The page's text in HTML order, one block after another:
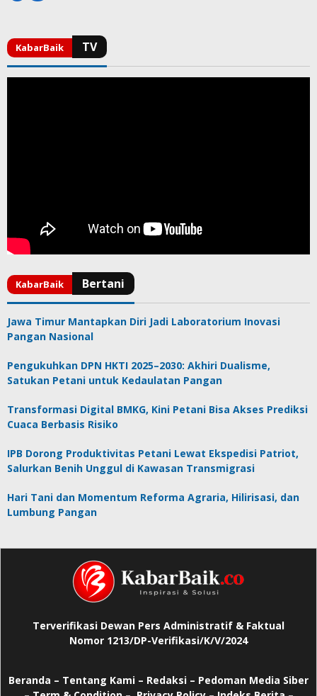
Jawa Timur Mantapkan Diri Jadi Laboratorium Inovasi
Pangan Nasional
Pengukuhkan DPN HKTI 2025–2030: Akhiri Dualisme,
Satukan Petani untuk Kedaulatan Pangan
Transformasi Digital BMKG, Kini Petani Bisa Akses Prediksi
Cuaca Berbasis Risiko
IPB Dorong Produktivitas Petani Lewat Ekspedisi Patriot,
Salurkan Benih Unggul di Kawasan Transmigrasi
Hari Tani dan Momentum Reforma Agraria, Hilirisasi, dan
Lumbung Pangan
Terverifikasi Dewan Pers Administratif & Faktual
Nomor 1213/DP-Verifikasi/K/V/2024
Beranda – Tentang Kami – Redaksi – Pedoman Media Siber